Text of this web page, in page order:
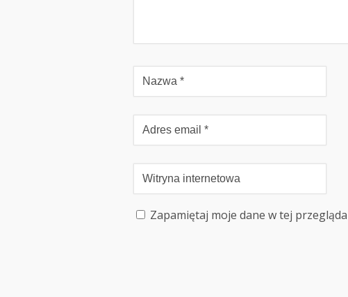
Zapamiętaj moje dane w tej